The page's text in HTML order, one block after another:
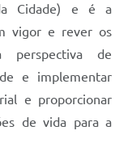
Cidade) e é a
vigor e rever os
perspectiva de
e implementar
e proporcionar
de vida para a